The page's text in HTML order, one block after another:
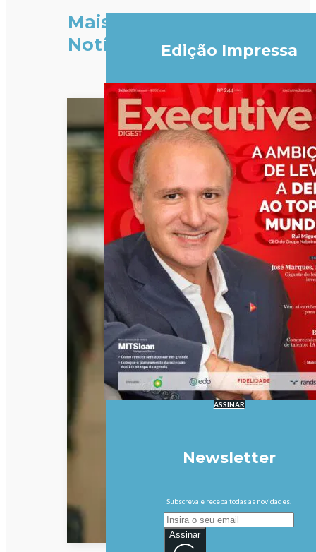
Mais
Notícias
Edição Impressa
ASSINAR
Newsletter
Subscreva e receba todas as novidades.
Assinar